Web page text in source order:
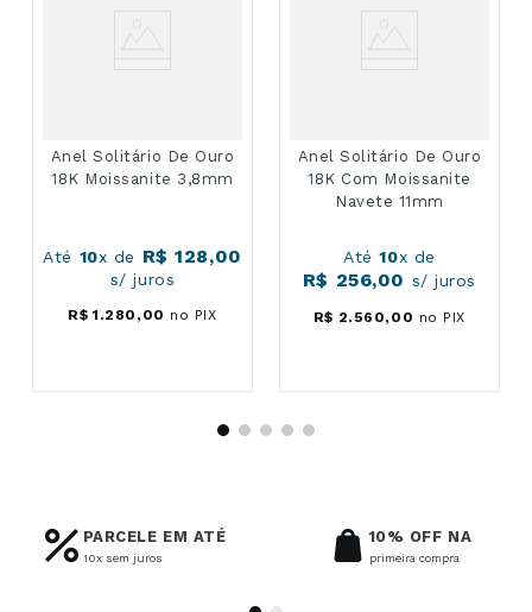
Anel Solitário De Ouro
18K Moissanite 3,8mm
Até 10x de R$ 128,00
s/ juros
R$ 1 .280 , 00 no PIX
Anel Solitário De Ouro
18K Com Moissanite
Navete 11mm
Até10x de
R$ 256,00 s/ juros
R$ 2. 560, 00 no PIX
PARCELE EM ATÉ
10x sem juros
10% OFF NA
primeira compra